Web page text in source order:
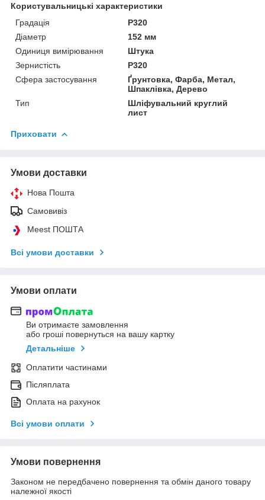
Користувальницькі характеристики
Градація
P320
Діаметр
152 мм
Одиниця вимірювання
Штука
Зернистість
P320
Сфера застосування
Ґрунтовка, Фарба, Метал,
Шпаклівка, Дерево
Тип
Шліфувальний круглий
лист
Приховати
Умови доставки
Нова Пошта
Самовивіз
Meest ПОШТА
Всі умови доставки
Умови оплати
Ви отримаєте замовлення
або гроші повернуться на вашу картку
Детальніше
Оплатити частинами
Післяплата
Оплата на рахунок
Всі умови оплати
Умови повернення
Законом не передбачено повернення та обмін даного товару
належної якості